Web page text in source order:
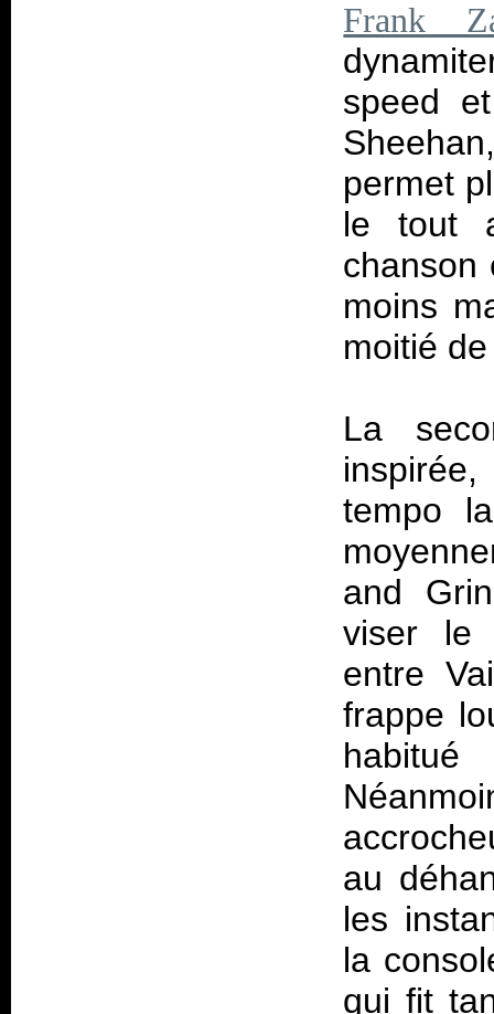
Frank
speed
permet
le tout
chanson
moins
moitié
La
tempo
and
viser le
entre
frappe
au
les
la
qui fit